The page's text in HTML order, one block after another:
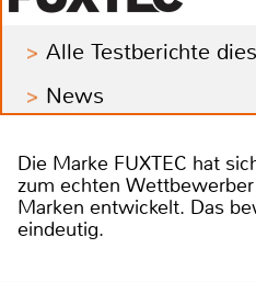
Alle Testberichte
News
Die Marke FUXTEC hat
zum echten
Marken entwickelt. Das
eindeutig.